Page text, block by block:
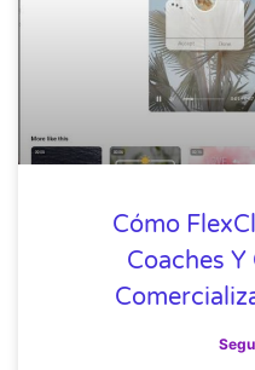
Cómo
Coaches